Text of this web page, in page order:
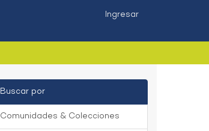
Ingresar
Buscar por
Comunidades & Colecciones